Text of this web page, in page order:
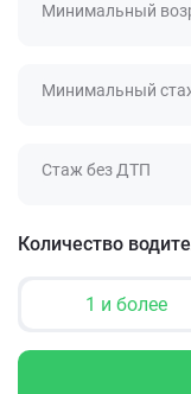
Минимальный
Минимальный
Стаж без ДТП
Количество
1 и более